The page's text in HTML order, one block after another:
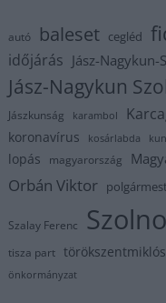
autó baleset cegléd
időjárás Jász-
Jász-Nagykun
Jászkunság karambol
koronavírus kosárlabda
lopás magyarország
Orbán Viktor
Szalay Ferenc
tisza part törökszentmiklós
önkormányzat